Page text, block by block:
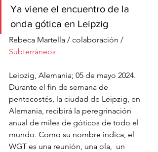
Ya viene el encuentro de la
onda gótica en Leipzig
Rebeca Martella / colaboración /
Subterráneos
Leipzig, Alemania; 05 de mayo 2024.
Durante el fin de semana de
pentecostés, la ciudad de Leipzig, en
Alemania, recibirá la peregrinación
anual de miles de góticos de todo el
mundo. Como su nombre indica, el
WGT es una reunión, una ola,  un